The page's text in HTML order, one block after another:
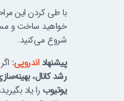
با طی کردن این
خواهید ساخت و
شروع می‌کنید.
پیشنهاداندروپی:
رشد کانال،
یوتیوب را یاد